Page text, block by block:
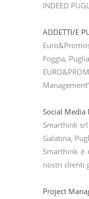
INDEED
ADDETTI/E
Foggia, Puglia
Social Media
Smarthink srl
Galatina,
Smarthink è
nostri clienti
Project